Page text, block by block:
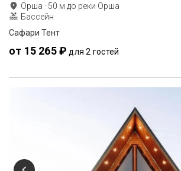
Орша · 50 м до реки Орша
Бассейн
Сафари Тент
от 15 265 ₽ для 2 гостей